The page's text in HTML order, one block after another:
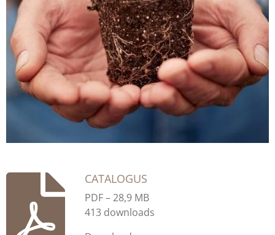
CATALOGUS
PDF – 28,9 MB
413 downloads